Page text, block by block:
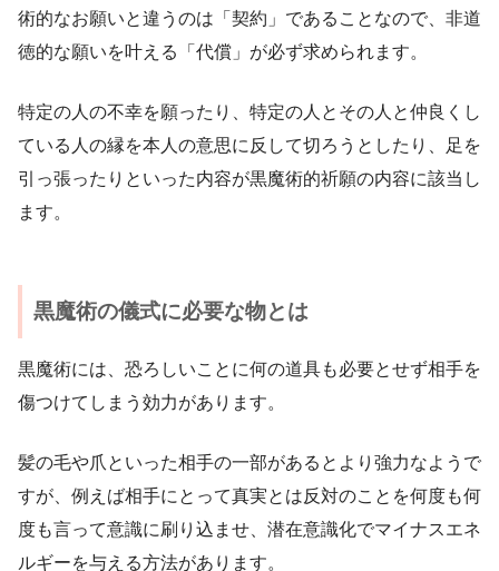
術的なお願いと違うのは「契約」であることなので、非道
徳的な願いを叶える「代償」が必ず求められます。
特定の人の不幸を願ったり、特定の人とその人と仲良くし
ている人の縁を本人の意思に反して切ろうとしたり、足を
引っ張ったりといった内容が黒魔術的祈願の内容に該当し
ます。
黒魔術の儀式に必要な物とは
黒魔術には、恐ろしいことに何の道具も必要とせず相手を
傷つけてしまう効力があります。
髪の毛や爪といった相手の一部があるとより強力なようで
すが、例えば相手にとって真実とは反対のことを何度も何
度も言って意識に刷り込ませ、潜在意識化でマイナスエネ
ルギーを与える方法があります。